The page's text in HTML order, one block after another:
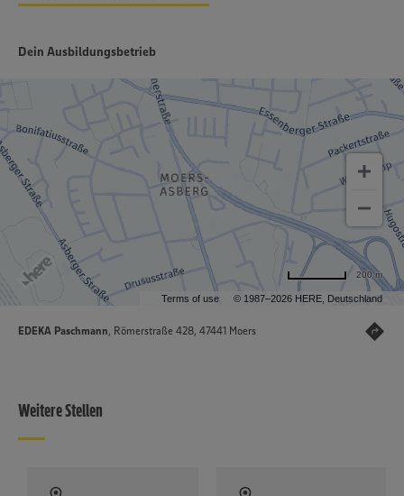
Dein Ausbildungsbetrieb
Terms of use © 1987–2026 HERE, Deutschland
200 m
EDEKA Paschmann, Römerstraße 428, 47441 Moers
Weitere Stellen